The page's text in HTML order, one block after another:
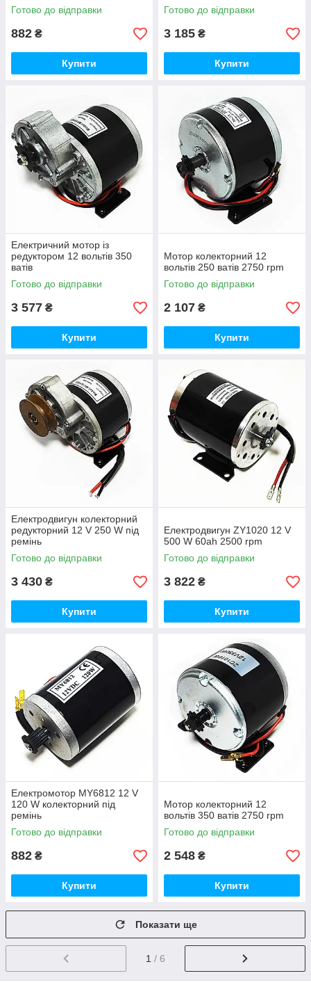
Готово до відправки
882 ₴
Купити
Готово до відправки
3 185 ₴
Купити
Електричний мотор із
редуктором 12 вольтів 350
ватів
Готово до відправки
3 577 ₴
Купити
Мотор колекторний 12
вольтів 250 ватів 2750 rpm
Готово до відправки
2 107 ₴
Купити
Електродвигун колекторний
редукторний 12 V 250 W під
ремінь
Готово до відправки
3 430 ₴
Купити
Електродвигун ZY1020 12 V
500 W 60ah 2500 rpm
Готово до відправки
3 822 ₴
Купити
Електромотор MY6812 12 V
120 W колекторний під
ремінь
Готово до відправки
882 ₴
Купити
Мотор колекторний 12
вольтів 350 ватів 2750 rpm
Готово до відправки
2 548 ₴
Купити
Показати ще
1 / 6